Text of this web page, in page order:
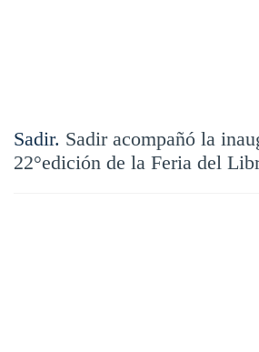
Sadir. Sadir acompañó la
22°edición de la Feria del